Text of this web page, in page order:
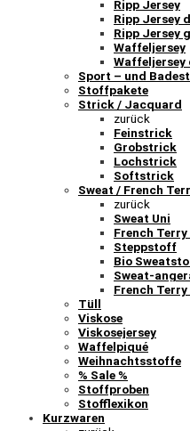
Ripp Jersey
Ripp Jersey
Ripp Jersey
Waffeljersey
Waffeljersey
Sport – und
Stoffpakete
Strick / Jacquard
zurück
Feinstrick
Grobstrick
Lochstrick
Softstrick
Sweat / French
zurück
Sweat Uni
French
Steppstoff
Bio
Sweat-
French
Tüll
Viskose
Viskosejersey
Waffelpiqué
Weihnachtsstoffe
% Sale %
Stoffproben
Stofflexikon
Kurzwaren